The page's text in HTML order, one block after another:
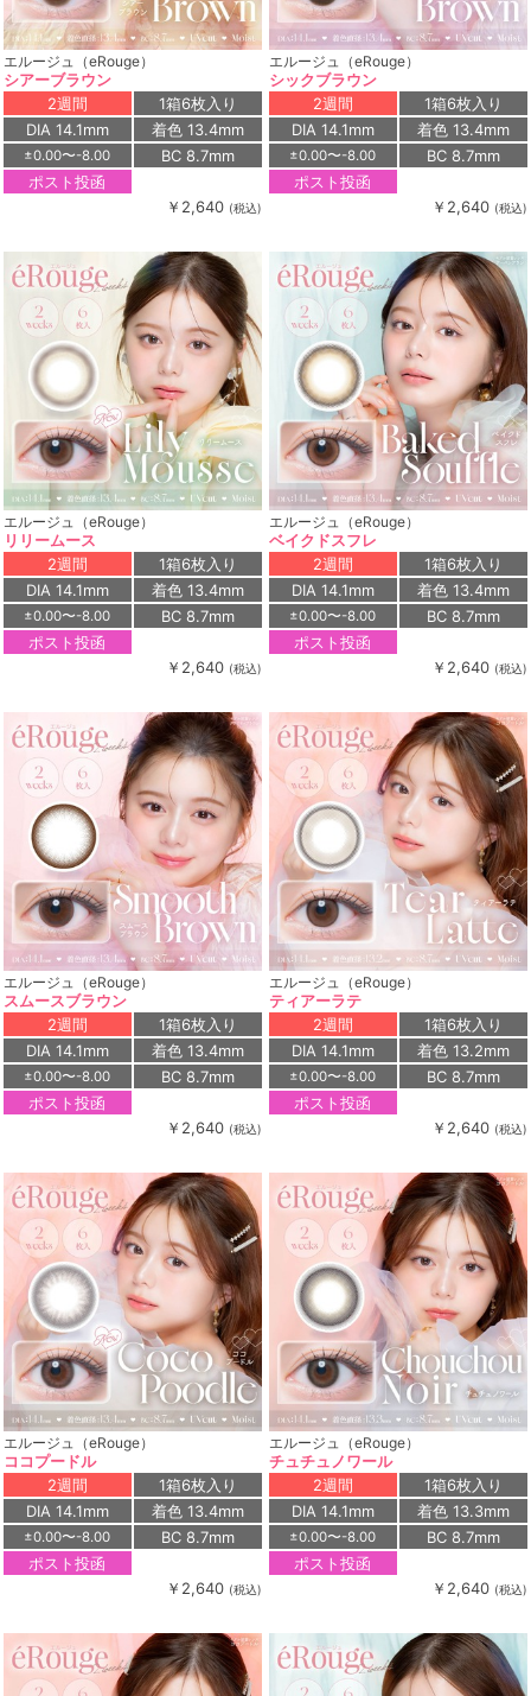
エルージュ（eRouge）
シアーブラウン
2週間
1箱6枚入り
DIA 14.1mm
着色 13.4mm
±0.00〜-8.00
BC 8.7mm
ポスト投函
￥2,640 (税込)
エルージュ（eRouge）
シックブラウン
2週間
1箱6枚入り
DIA 14.1mm
着色 13.4mm
±0.00〜-8.00
BC 8.7mm
ポスト投函
￥2,640 (税込)
エルージュ（eRouge）
リリームース
2週間
1箱6枚入り
DIA 14.1mm
着色 13.4mm
±0.00〜-8.00
BC 8.7mm
ポスト投函
￥2,640 (税込)
エルージュ（eRouge）
ベイクドスフレ
2週間
1箱6枚入り
DIA 14.1mm
着色 13.4mm
±0.00〜-8.00
BC 8.7mm
ポスト投函
￥2,640 (税込)
エルージュ（eRouge）
スムースブラウン
2週間
1箱6枚入り
DIA 14.1mm
着色 13.4mm
±0.00〜-8.00
BC 8.7mm
ポスト投函
￥2,640 (税込)
エルージュ（eRouge）
ティアーラテ
2週間
1箱6枚入り
DIA 14.1mm
着色 13.2mm
±0.00〜-8.00
BC 8.7mm
ポスト投函
￥2,640 (税込)
エルージュ（eRouge）
ココプードル
2週間
1箱6枚入り
DIA 14.1mm
着色 13.4mm
±0.00〜-8.00
BC 8.7mm
ポスト投函
￥2,640 (税込)
エルージュ（eRouge）
チュチュノワール
2週間
1箱6枚入り
DIA 14.1mm
着色 13.3mm
±0.00〜-8.00
BC 8.7mm
ポスト投函
￥2,640 (税込)